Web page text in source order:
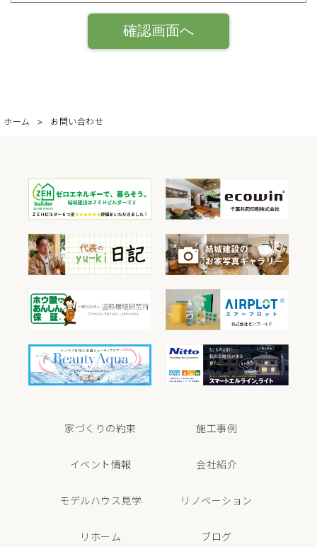
ホーム お問い合わせ
家づくりの約束 施工事例
イベント情報 会社紹介
モデルハウス見学 リノベーション
リホーム ブログ